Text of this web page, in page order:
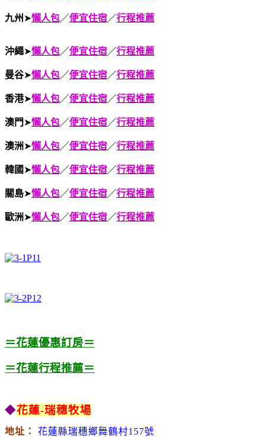
九州 ➤懶人包／便宜住宿／行程推薦
沖繩➤懶人包／便宜住宿／行程推薦
曼谷➤懶人包／便宜住宿／行程推薦
香港➤懶人包／便宜住宿／行程推薦
澳門 ➤懶人包／便宜住宿／行程推薦
澳洲 ➤懶人包／便宜住宿／行程推薦
韓國 ➤懶人包／便宜住宿／行程推薦
關島➤懶人包／便宜住宿／行程推薦
歐洲 ➤懶人包／便宜住宿／行程推薦
＝花蓮優惠訂房＝
＝花蓮行程推薦＝
◆花蓮-瑞穗牧場
地址： 花蓮縣瑞穗鄉舞鶴村157號